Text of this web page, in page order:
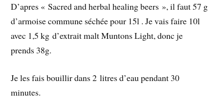
D’apres « Sacred and herbal healing beers », il faut 57 g
d’armoise commune séchée pour 15l . Je vais faire 10l
avec 1,5 kg d’extrait malt Muntons Light, donc je
prends 38g.
Je les fais bouillir dans 2 litres d’eau pendant 30
minutes.